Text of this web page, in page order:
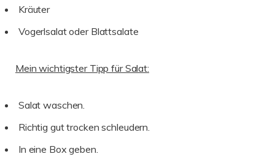
Kräuter
Vogerlsalat oder Blattsalate
Mein wichtigster Tipp für Salat:
Salat waschen.
Richtig gut trocken schleudern.
In eine Box geben.